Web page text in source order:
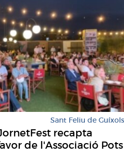
Sant Feliu de Guíxols
recapta
de l'Associació Pots